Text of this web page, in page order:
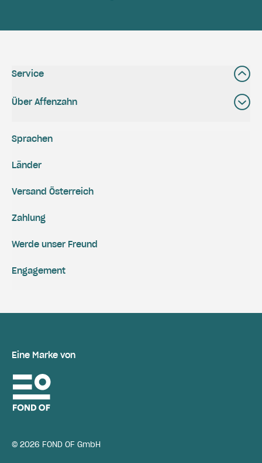
Service
Über Affenzahn
Versand Österreich
Zahlung
Engagement
Werde unser Freund
Sprachen
Länder
Eine Marke von
© 2026 FOND OF GmbH